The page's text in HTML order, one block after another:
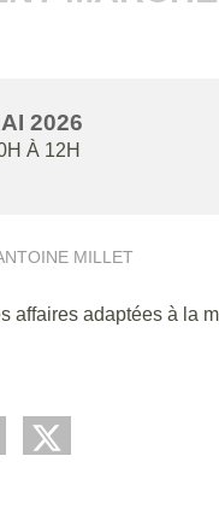
2026
À 12H
MILLET
affaires adaptées à la